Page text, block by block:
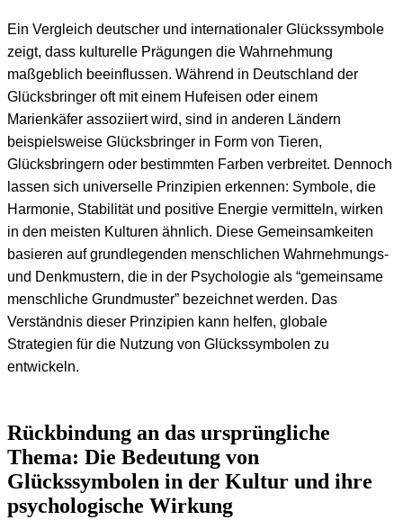
Ein Vergleich deutscher und internationaler Glückssymbole
zeigt, dass kulturelle Prägungen die Wahrnehmung
maßgeblich beeinflussen. Während in Deutschland der
Glücksbringer oft mit einem Hufeisen oder einem
Marienkäfer assoziiert wird, sind in anderen Ländern
beispielsweise Glücksbringer in Form von Tieren,
Glücksbringern oder bestimmten Farben verbreitet. Dennoch
lassen sich universelle Prinzipien erkennen: Symbole, die
Harmonie, Stabilität und positive Energie vermitteln, wirken
in den meisten Kulturen ähnlich. Diese Gemeinsamkeiten
basieren auf grundlegenden menschlichen Wahrnehmungs-
und Denkmustern, die in der Psychologie als “gemeinsame
menschliche Grundmuster” bezeichnet werden. Das
Verständnis dieser Prinzipien kann helfen, globale
Strategien für die Nutzung von Glückssymbolen zu
entwickeln.
Rückbindung an das ursprüngliche
Thema: Die Bedeutung von
Glückssymbolen in der Kultur und ihre
psychologische Wirkung